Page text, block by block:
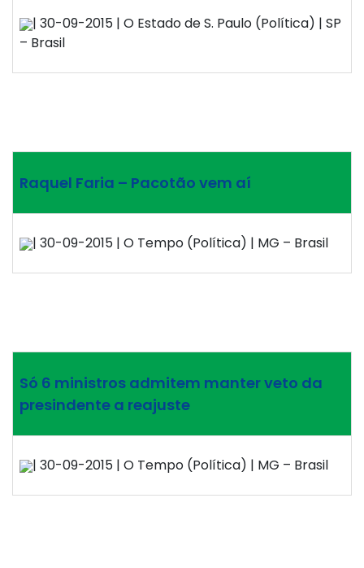
| 30-09-2015 | O Estado de S. Paulo (Política) | SP
– Brasil
Raquel Faria – Pacotão vem aí
| 30-09-2015 | O Tempo (Política) | MG – Brasil
Só 6 ministros admitem manter veto da
presindente a reajuste
| 30-09-2015 | O Tempo (Política) | MG – Brasil